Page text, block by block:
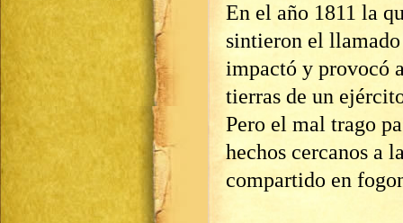
En el año 1811 la
sintieron el
impactó y provocó
tierras de un
Pero el mal trago
hechos cercanos a
compartido en